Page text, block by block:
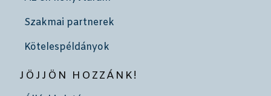
Szakmai partnerek
Kötelespéldányok
JÖJJÖN HOZZÁNK!